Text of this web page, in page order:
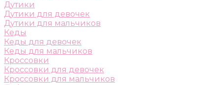
Дутики
Дутики для девочек
Дутики для мальчиков
Кеды
Кеды для девочек
Кеды для мальчиков
Кроссовки
Кроссовки для девочек
Кроссовки для мальчиков